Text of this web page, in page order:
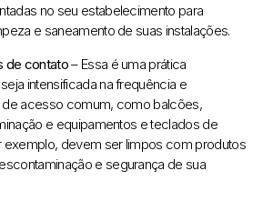
no seu estabelecimento para
e saneamento de suas instalações.
de contato– Essa é uma prática
intensificada na frequência e
de acesso comum, como balcões,
e equipamentos e teclados de
exemplo, devem ser limpos com produtos
e segurança de sua